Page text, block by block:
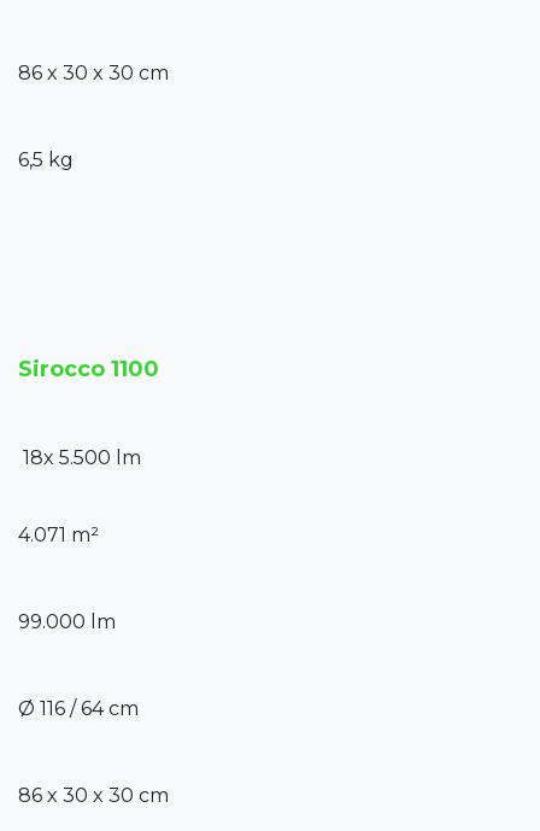
86 x 30 x 30 cm
6,5 kg
Sirocco 1100
18x 5.500 lm
4.071 m²
99.000 lm
Ø 116 / 64 cm
86 x 30 x 30 cm